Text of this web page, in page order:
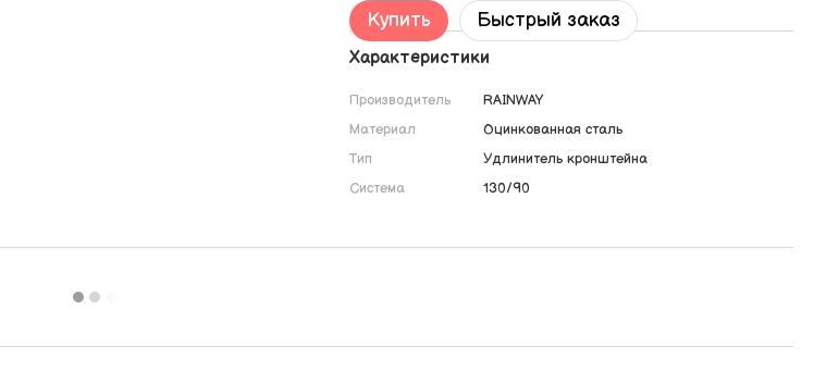
Купить Быстрый заказ
Характеристики
Производитель
RAINWAY
Материал
Оцинкованная сталь
Тип
Удлинитель кронштейна
Система
130/90